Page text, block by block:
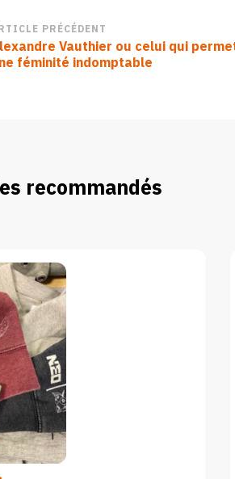
PRÉCÉDENT
Vauthier ou celui qui
féminité indomptable
recommandés